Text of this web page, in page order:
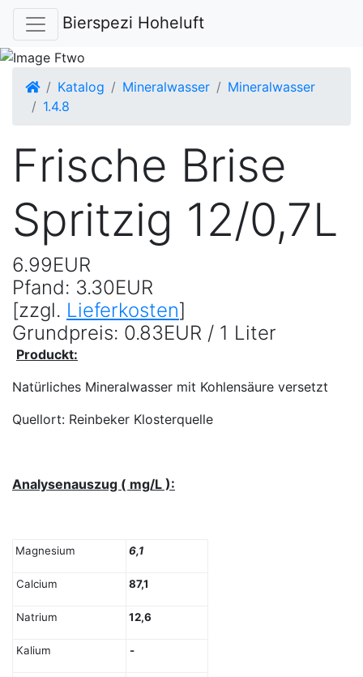
Bierspezi Hoheluft
Startseite
Katalog Mineralwasser
Mineralwasser
1.4.8
Frische Brise
Spritzig 12/0,7L
6.99EUR
Pfand: 3.30EUR
[zzgl. Lieferkosten]
Grundpreis: 0.83EUR / 1 Liter
Produckt:
Natürliches Mineralwasser mit Kohlensäure versetzt
Quellort: Reinbeker Klosterquelle
Analysenauszug ( mg/L ):
Magnesium 6,1
Calcium 87,1
Natrium 12,6
Kalium -